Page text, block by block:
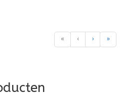
« ‹ › »